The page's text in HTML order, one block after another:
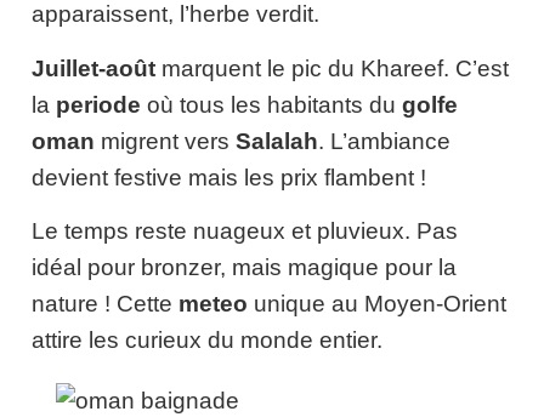
apparaissent, l’herbe verdit.
Juillet-août marquent le pic du Khareef. C’est
la periode où tous les habitants du golfe
oman migrent vers Salalah. L’ambiance
devient festive mais les prix flambent !
Le temps reste nuageux et pluvieux. Pas
idéal pour bronzer, mais magique pour la
nature ! Cette meteo unique au Moyen-Orient
attire les curieux du monde entier.